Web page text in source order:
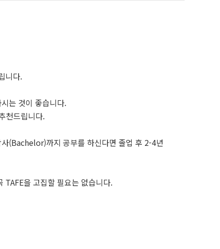
니다.
는 것이 좋습니다.
천드립니다.
(Bachelor)까지 공부를 하신다면 졸업 후 2-4년
TAFE을 고집할 필요는 없습니다.